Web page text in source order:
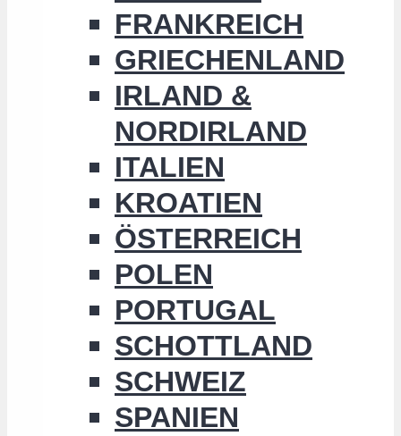
FRANKREICH
GRIECHENLAND
IRLAND &
NORDIRLAND
ITALIEN
KROATIEN
ÖSTERREICH
POLEN
PORTUGAL
SCHOTTLAND
SCHWEIZ
SPANIEN